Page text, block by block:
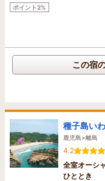
ポイント2%
この宿
種子島い
鹿児島>離島
4.2
全室オーシ
ひととき